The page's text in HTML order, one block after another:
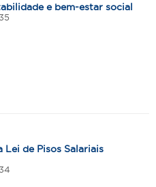
e bem-estar social
Lei de Pisos Salariais